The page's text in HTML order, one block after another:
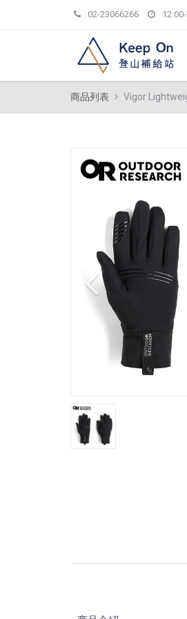
02-23066266
商品列表 Vigor